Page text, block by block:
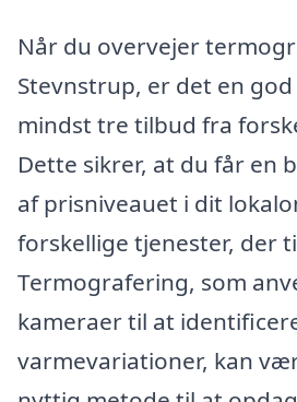
Når du overvejer
Stevnstrup, er det en
mindst tre tilbud fra
Dette sikrer, at du får en
af prisniveauet i dit
forskellige tjenester, der
Termografering, som
kameraer til at
varmevariationer, kan